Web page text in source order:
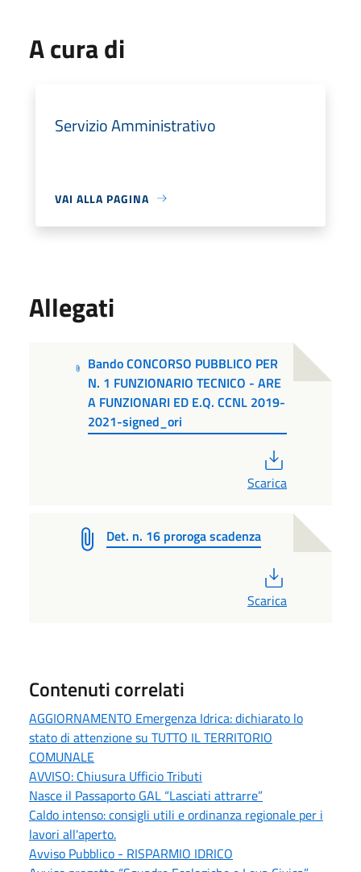
A cura di
Servizio Amministrativo
VAI ALLA PAGINA
Allegati
Bando CONCORSO PUBBLICO PER
N. 1 FUNZIONARIO TECNICO - ARE
A FUNZIONARI ED E.Q. CCNL 2019-
2021-signed_ori
Scarica
Det. n. 16 proroga scadenza
Scarica
Contenuti correlati
AGGIORNAMENTO Emergenza Idrica: dichiarato lo
stato di attenzione su TUTTO IL TERRITORIO
COMUNALE
AVVISO: Chiusura Ufficio Tributi
Nasce il Passaporto GAL “Lasciati attrarre”
Caldo intenso: consigli utili e ordinanza regionale per i
lavori all'aperto.
Avviso Pubblico - RISPARMIO IDRICO